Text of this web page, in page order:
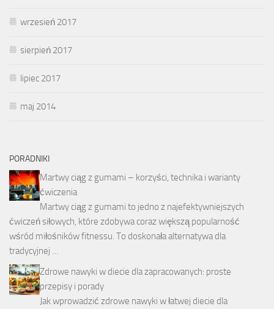
wrzesień 2017
sierpień 2017
lipiec 2017
maj 2014
PORADNIKI
Martwy ciąg z gumami – korzyści, technika i warianty
ćwiczenia
Martwy ciąg z gumami to jedno z najefektywniejszych
ćwiczeń siłowych, które zdobywa coraz większą popularność
wśród miłośników fitnessu. To doskonała alternatywa dla
tradycyjnej …
Zdrowe nawyki w diecie dla zapracowanych: proste
przepisy i porady
Jak wprowadzić zdrowe nawyki w łatwej diecie dla